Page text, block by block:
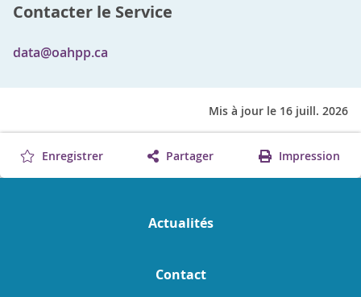
Contacter le Service
data@oahpp.ca
Mis à jour le 16 juill. 2026
Enregistrer Partager Impression
Actualités
Contact